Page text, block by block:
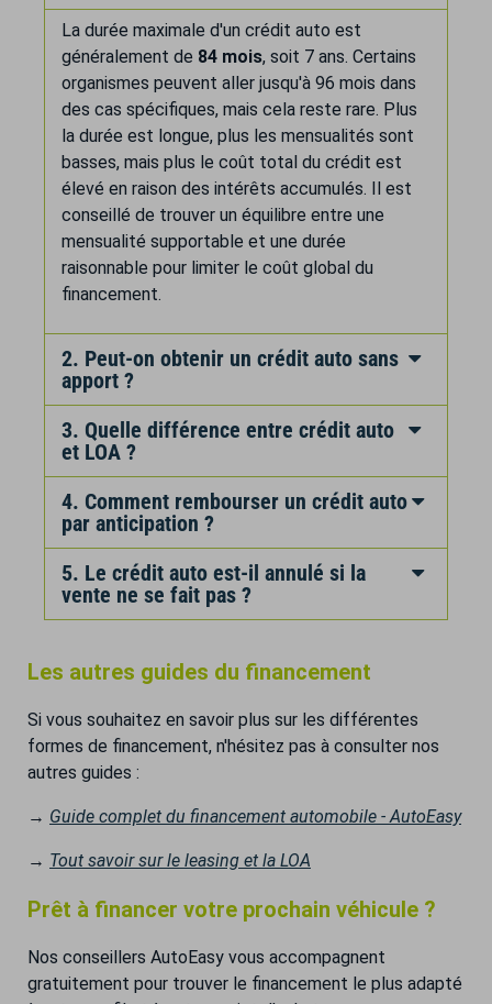
La durée maximale d'un crédit auto est
généralement de 84 mois, soit 7 ans. Certains
organismes peuvent aller jusqu'à 96 mois dans
des cas spécifiques, mais cela reste rare. Plus
la durée est longue, plus les mensualités sont
basses, mais plus le coût total du crédit est
élevé en raison des intérêts accumulés. Il est
conseillé de trouver un équilibre entre une
mensualité supportable et une durée
raisonnable pour limiter le coût global du
financement.
2. Peut-on obtenir un crédit auto sans
apport ?
3. Quelle différence entre crédit auto
et LOA ?
4. Comment rembourser un crédit auto
par anticipation ?
5. Le crédit auto est-il annulé si la
vente ne se fait pas ?
Les autres guides du financement
Si vous souhaitez en savoir plus sur les différentes
formes de financement, n'hésitez pas à consulter nos
autres guides :
→ Guide complet du financement automobile - AutoEasy
→ Tout savoir sur le leasing et la LOA
Prêt à financer votre prochain véhicule ?
Nos conseillers AutoEasy vous accompagnent
gratuitement pour trouver le financement le plus adapté